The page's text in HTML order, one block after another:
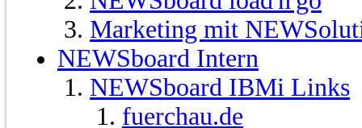
Marketing mit
NEWSboard Intern
NEWSboard IBMi Links
fuerchau.de